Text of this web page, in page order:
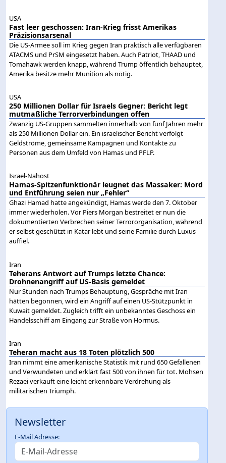
USA
Fast leer geschossen: Iran-Krieg frisst Amerikas
Präzisionsarsenal
Die US-Armee soll im Krieg gegen Iran praktisch alle verfügbaren
ATACMS und PrSM eingesetzt haben. Auch Patriot, THAAD und
Tomahawk werden knapp, während Trump öffentlich behauptet,
Amerika besitze mehr Munition als nötig.
USA
250 Millionen Dollar für Israels Gegner: Bericht legt
mutmaßliche Terrorverbindungen offen
Zwanzig US-Gruppen sammelten innerhalb von fünf Jahren mehr
als 250 Millionen Dollar ein. Ein israelischer Bericht verfolgt
Geldströme, gemeinsame Kampagnen und Kontakte zu
Personen aus dem Umfeld von Hamas und PFLP.
Israel-Nahost
Hamas-Spitzenfunktionär leugnet das Massaker: Mord
und Entführung seien nur „Fehler“
Ghazi Hamad hatte angekündigt, Hamas werde den 7. Oktober
immer wiederholen. Vor Piers Morgan bestreitet er nun die
dokumentierten Verbrechen seiner Terrororganisation, während
er selbst geschützt in Katar lebt und seine Familie durch Luxus
auffiel.
Iran
Teherans Antwort auf Trumps letzte Chance:
Drohnenangriff auf US-Basis gemeldet
Nur Stunden nach Trumps Behauptung, Gespräche mit Iran
hätten begonnen, wird ein Angriff auf einen US-Stützpunkt in
Kuwait gemeldet. Zugleich trifft ein unbekanntes Geschoss ein
Handelsschiff am Eingang zur Straße von Hormus.
Iran
Teheran macht aus 18 Toten plötzlich 500
Iran nimmt eine amerikanische Statistik mit rund 650 Gefallenen
und Verwundeten und erklärt fast 500 von ihnen für tot. Mohsen
Rezaei verkauft eine leicht erkennbare Verdrehung als
militärischen Triumph.
Newsletter
E-Mail Adresse: